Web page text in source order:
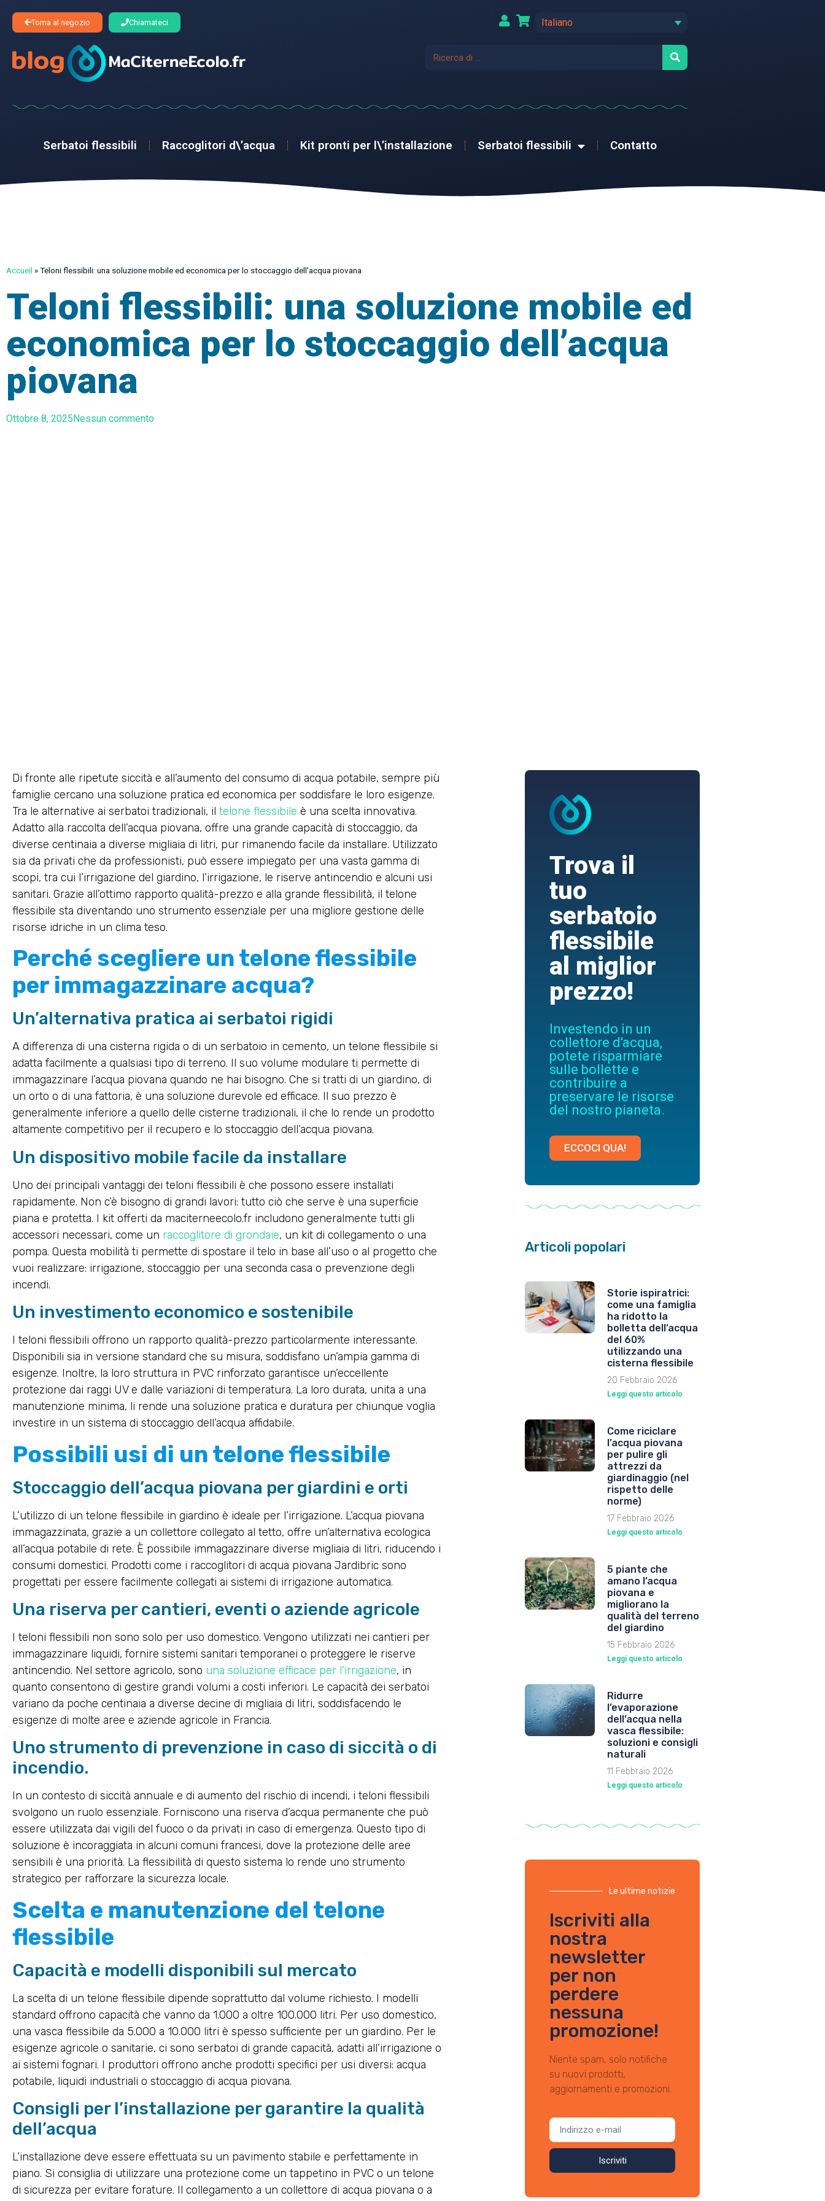
Torna al negozio Chiamateci Italiano
Serbatoi flessibili Raccoglitori d\’acqua Kit pronti per l\’installazione Serbatoi flessibili Contatto
Accueil »Teloni flessibili: una soluzione mobile ed economica per lo stoccaggio dell’acqua piovana
Teloni flessibili: una soluzione mobile ed
economica per lo stoccaggio dell’acqua
piovana
Ottobre 8, 2025Nessun commento
Di fronte alle ripetute siccità e all’aumento del consumo di acqua potabile, sempre più
famiglie cercano una soluzione pratica ed economica per soddisfare le loro esigenze.
Tra le alternative ai serbatoi tradizionali, il telone flessibile è una scelta innovativa.
Adatto alla raccolta dell’acqua piovana, offre una grande capacità di stoccaggio, da
diverse centinaia a diverse migliaia di litri, pur rimanendo facile da installare. Utilizzato
sia da privati che da professionisti, può essere impiegato per una vasta gamma di
scopi, tra cui l’irrigazione del giardino, l’irrigazione, le riserve antincendio e alcuni usi
sanitari. Grazie all’ottimo rapporto qualità-prezzo e alla grande flessibilità, il telone
flessibile sta diventando uno strumento essenziale per una migliore gestione delle
risorse idriche in un clima teso.
Perché scegliere un telone flessibile
per immagazzinare acqua?
Un’alternativa pratica ai serbatoi rigidi
A differenza di una cisterna rigida o di un serbatoio in cemento, un telone flessibile si
adatta facilmente a qualsiasi tipo di terreno. Il suo volume modulare ti permette di
immagazzinare l’acqua piovana quando ne hai bisogno. Che si tratti di un giardino, di
un orto o di una fattoria, è una soluzione durevole ed efficace. Il suo prezzo è
generalmente inferiore a quello delle cisterne tradizionali, il che lo rende un prodotto
altamente competitivo per il recupero e lo stoccaggio dell’acqua piovana.
Un dispositivo mobile facile da installare
Uno dei principali vantaggi dei teloni flessibili è che possono essere installati
rapidamente. Non c’è bisogno di grandi lavori: tutto ciò che serve è una superficie
piana e protetta. I kit offerti da maciterneecolo.fr includono generalmente tutti gli
accessori necessari, come un raccoglitore di grondaie, un kit di collegamento o una
pompa. Questa mobilità ti permette di spostare il telo in base all’uso o al progetto che
vuoi realizzare: irrigazione, stoccaggio per una seconda casa o prevenzione degli
incendi.
Un investimento economico e sostenibile
I teloni flessibili offrono un rapporto qualità-prezzo particolarmente interessante.
Disponibili sia in versione standard che su misura, soddisfano un’ampia gamma di
esigenze. Inoltre, la loro struttura in PVC rinforzato garantisce un’eccellente
protezione dai raggi UV e dalle variazioni di temperatura. La loro durata, unita a una
manutenzione minima, li rende una soluzione pratica e duratura per chiunque voglia
investire in un sistema di stoccaggio dell’acqua affidabile.
Possibili usi di un telone flessibile
Stoccaggio dell’acqua piovana per giardini e orti
L’utilizzo di un telone flessibile in giardino è ideale per l’irrigazione. L’acqua piovana
immagazzinata, grazie a un collettore collegato al tetto, offre un’alternativa ecologica
all’acqua potabile di rete. È possibile immagazzinare diverse migliaia di litri, riducendo i
consumi domestici. Prodotti come i raccoglitori di acqua piovana Jardibric sono
progettati per essere facilmente collegati ai sistemi di irrigazione automatica.
Una riserva per cantieri, eventi o aziende agricole
I teloni flessibili non sono solo per uso domestico. Vengono utilizzati nei cantieri per
immagazzinare liquidi, fornire sistemi sanitari temporanei o proteggere le riserve
antincendio. Nel settore agricolo, sono una soluzione efficace per l’irrigazione, in
quanto consentono di gestire grandi volumi a costi inferiori. Le capacità dei serbatoi
variano da poche centinaia a diverse decine di migliaia di litri, soddisfacendo le
esigenze di molte aree e aziende agricole in Francia.
Uno strumento di prevenzione in caso di siccità o di
incendio.
In un contesto di siccità annuale e di aumento del rischio di incendi, i teloni flessibili
svolgono un ruolo essenziale. Forniscono una riserva d’acqua permanente che può
essere utilizzata dai vigili del fuoco o da privati in caso di emergenza. Questo tipo di
soluzione è incoraggiata in alcuni comuni francesi, dove la protezione delle aree
sensibili è una priorità. La flessibilità di questo sistema lo rende uno strumento
strategico per rafforzare la sicurezza locale.
Scelta e manutenzione del telone
flessibile
Capacità e modelli disponibili sul mercato
La scelta di un telone flessibile dipende soprattutto dal volume richiesto. I modelli
standard offrono capacità che vanno da 1.000 a oltre 100.000 litri. Per uso domestico,
una vasca flessibile da 5.000 a 10.000 litri è spesso sufficiente per un giardino. Per le
esigenze agricole o sanitarie, ci sono serbatoi di grande capacità, adatti all’irrigazione o
ai sistemi fognari. I produttori offrono anche prodotti specifici per usi diversi: acqua
potabile, liquidi industriali o stoccaggio di acqua piovana.
Consigli per l’installazione per garantire la qualità
dell’acqua
L’installazione deve essere effettuata su un pavimento stabile e perfettamente in
piano. Si consiglia di utilizzare una protezione come un tappetino in PVC o un telone
di sicurezza per evitare forature. Il collegamento a un collettore di acqua piovana o a
Trova il
tuo
serbatoio
flessibile
al miglior
prezzo!
Investendo in un
collettore d'acqua,
potete risparmiare
sulle bollette e
contribuire a
preservare le risorse
del nostro pianeta.
ECCOCI QUA!
Articoli popolari
Storie ispiratrici:
come una famiglia
ha ridotto la
bolletta dell’acqua
del 60%
utilizzando una
cisterna flessibile
20 Febbraio 2026
Leggi questo articolo
Come riciclare
l’acqua piovana
per pulire gli
attrezzi da
giardinaggio (nel
rispetto delle
norme)
17 Febbraio 2026
Leggi questo articolo
5 piante che
amano l’acqua
piovana e
migliorano la
qualità del terreno
del giardino
15 Febbraio 2026
Leggi questo articolo
Ridurre
l’evaporazione
dell’acqua nella
vasca flessibile:
soluzioni e consigli
naturali
11 Febbraio 2026
Leggi questo articolo
Le ultime notizie
Iscriviti alla
nostra
newsletter
per non
perdere
nessuna
promozione!
Niente spam, solo notifiche
su nuovi prodotti,
aggiornamenti e promozioni.
Iscriviti